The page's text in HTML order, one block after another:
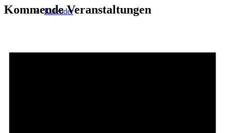
Kalender
Kommende Veranstaltungen